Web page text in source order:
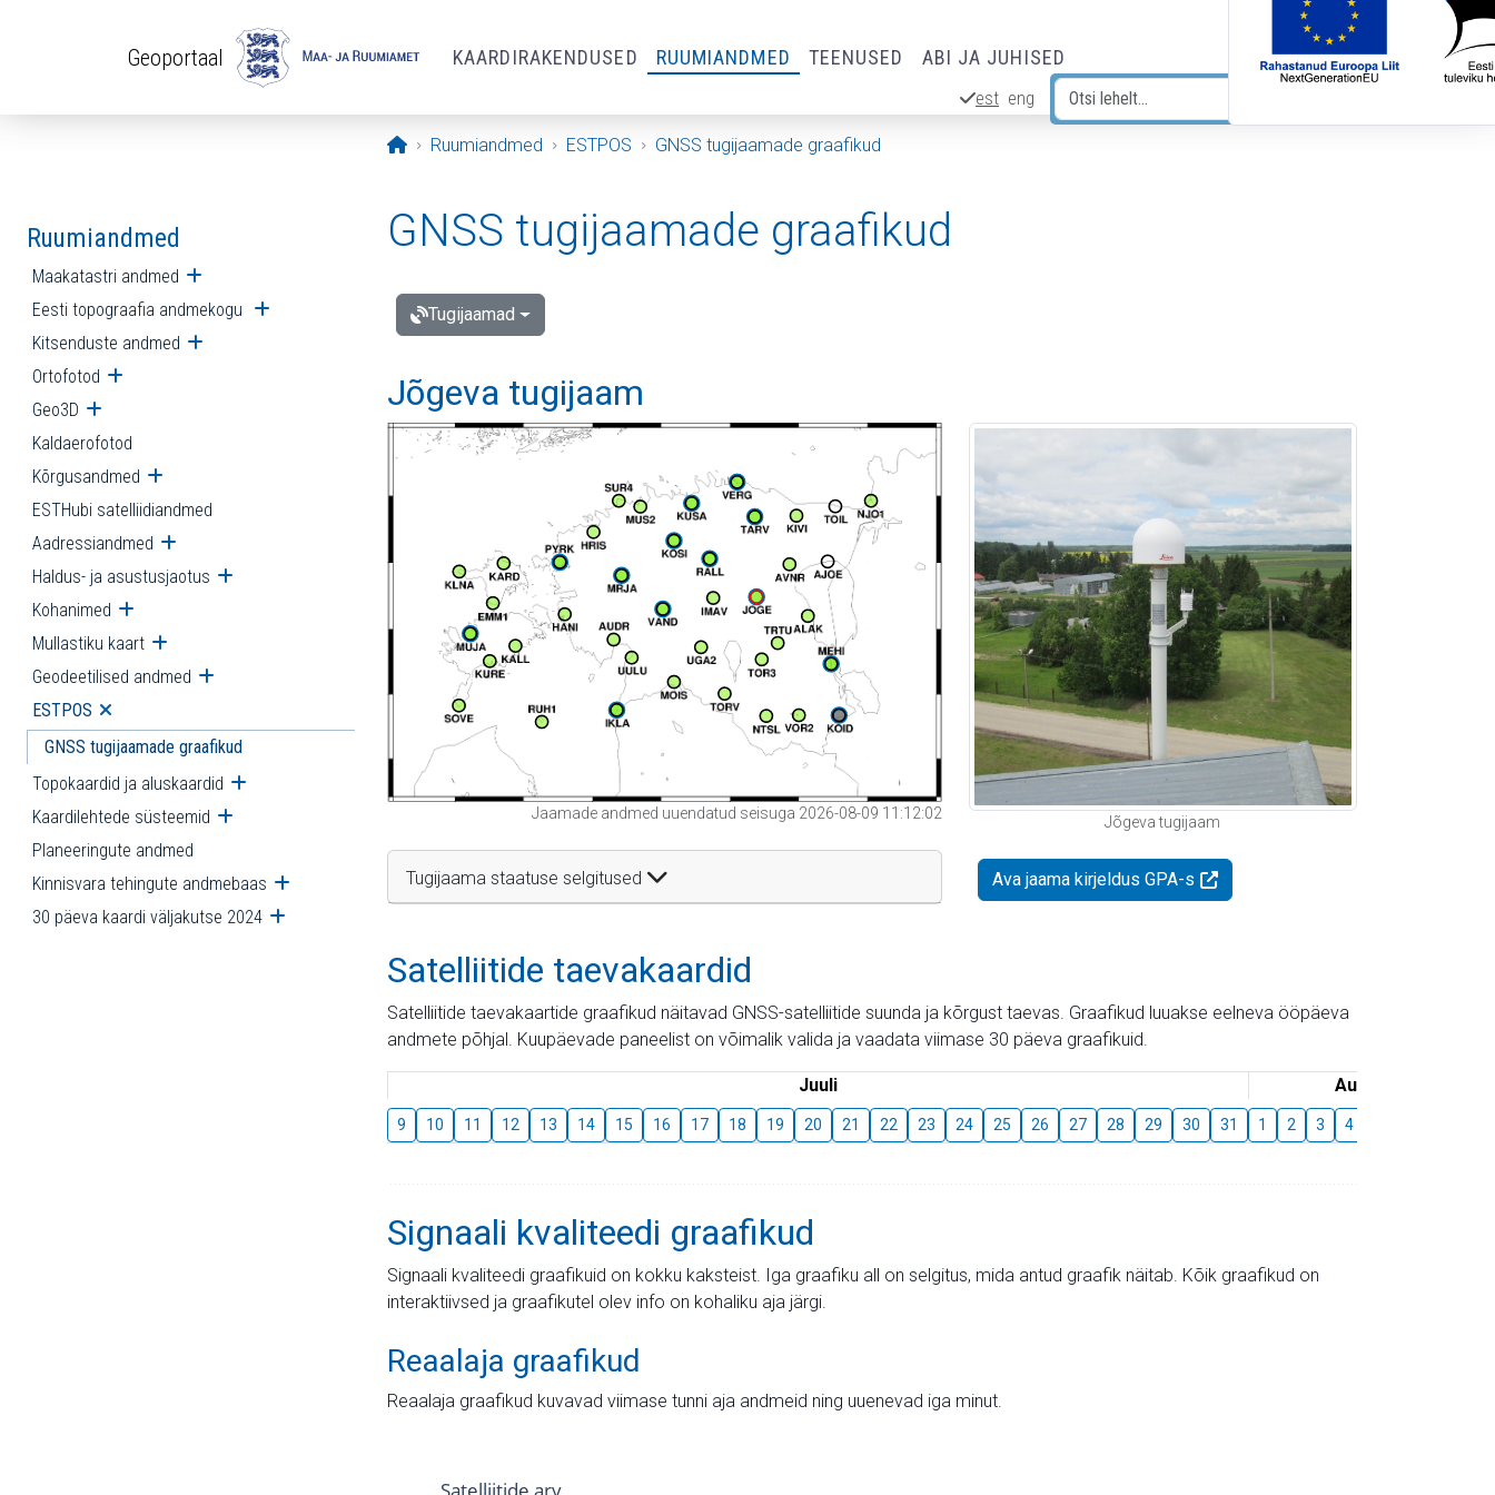
Geoportaal KAARDIRAKENDUSED RUUMIANDMED TEENUSED ABI JA JUHISED
est eng
Avaleht
Ruumiandmed ESTPOS GNSS tugijaamade graafikud
Ruumiandmed
Maakatastri andmed Ava alammenüü
Eesti topograafia andmekogu Ava alammenüü
Kitsenduste andmed Ava alammenüü
Ortofotod Ava alammenüü
Geo3D Ava alammenüü
Kaldaerofotod
Kõrgusandmed Ava alammenüü
ESTHubi satelliidiandmed
Aadressiandmed Ava alammenüü
Haldus- ja asustusjaotus Ava alammenüü
Kohanimed Ava alammenüü
Mullastiku kaart Ava alammenüü
Geodeetilised andmed Ava alammenüü
ESTPOS Ava alammenüü
GNSS tugijaamade graafikud
Topokaardid ja aluskaardid Ava alammenüü
Kaardilehtede süsteemid Ava alammenüü
Planeeringute andmed
Kinnisvara tehingute andmebaas Ava alammenüü
30 päeva kaardi väljakutse 2024 Ava alammenüü
GNSS tugijaamade graafikud
Tugijaamad
Jõgeva tugijaam
Jaamade andmed uuendatud seisuga 2026-08-09 11:12:02
Tugijaama staatuse selgitused
Jõgeva tugijaam
Ava jaama kirjeldus GPA-s
Satelliitide taevakaardid
Satelliitide taevakaartide graafikud näitavad GNSS-satelliitide suunda ja kõrgust taevas. Graafikud luuakse eelneva ööpäeva
andmete põhjal. Kuupäevade paneelist on võimalik valida ja vaadata viimase 30 päeva graafikuid.
Juuli August
9 10 11 12 13 14 15 16 17 18 19 20 21 22 23 24 25 26 27 28 29 30 31 1 2 3 4
Signaali kvaliteedi graafikud
Signaali kvaliteedi graafikuid on kokku kaksteist. Iga graafiku all on selgitus, mida antud graafik näitab. Kõik graafikud on
interaktiivsed ja graafikutel olev info on kohaliku aja järgi.
Reaalaja graafikud
Reaalaja graafikud kuvavad viimase tunni aja andmeid ning uuenevad iga minut.